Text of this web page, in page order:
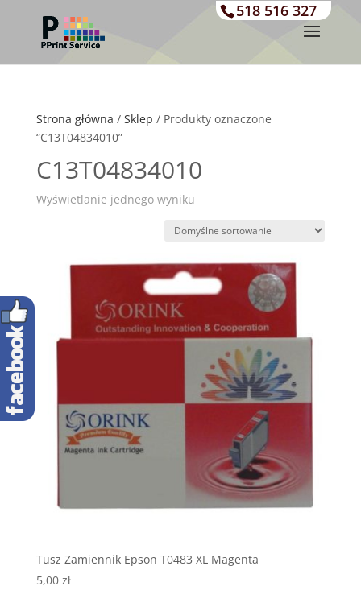
518 516 327
Strona główna / Sklep / Produkty oznaczone
“C13T04834010”
C13T04834010
Wyświetlanie jednego wyniku
Tusz Zamiennik Epson T0483 XL Magenta
5,00 zł